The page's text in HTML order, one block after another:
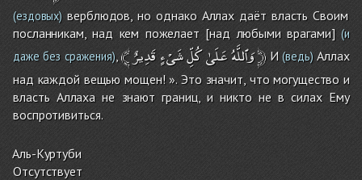
(ездовых) верблюдов, но однако Аллах даёт власть Своим
посланникам, над кем пожелает [над любыми врагами](и
даже без сражения),﴾ وَٱللَّهُعَلَىٰكُلِّشَىْءٍقَدِيرٌ ﴿И(ведь)Аллах
над каждой вещью мощен! ». Это значит, что могущество и
власть Аллаха не знают границ, и никто не в силах Ему
воспротивиться.
Аль-Куртуби
Отсутствует